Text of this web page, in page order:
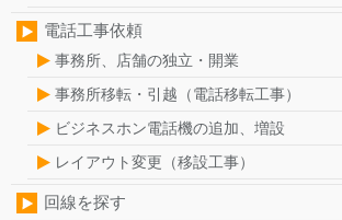
電話工事依頼
事務所、店舗の独立・開業
事務所移転・引越（電話移転工事）
ビジネスホン電話機の追加、増設
レイアウト変更（移設工事）
回線を探す